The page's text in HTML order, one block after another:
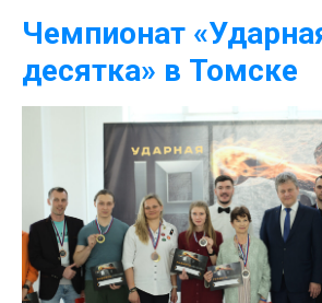
Чемпионат
десятка» в Томске